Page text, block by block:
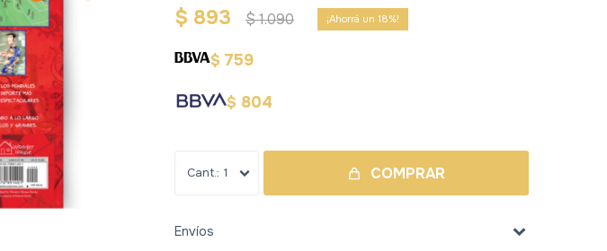
$ 893 $1.090 18
$ 759
$ 804
1 COMPRAR
Envíos